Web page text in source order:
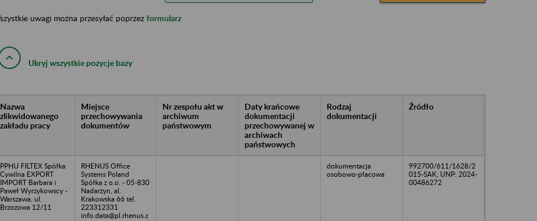
uwagi można przesyłać poprzez formularz
Ukryj wszystkie pozycje bazy
Nazwa
zlikwidowanego
zakładu pracy
Miejsce
przechowywania
dokumentów
Nr zespołu akt w
archiwum
państwowym
Daty krańcowe
dokumentacji
przechowywanej w
archiwach
państwowych
Rodzaj
dokumentacji
Źródło
PPHU FILTEX Spółka
Cywilna EXPORT
IMPORT Barbara i
Paweł Wyrzykowscy -
Warszawa, ul.
Brzozowa 12/11
RHENUS Office
Systems Poland
Spółka z o.o. - 05-830
Nadarzyn, al.
Krakowska 66 tel.
223312331
info.data@pl.rhenus.c
dokumentacja
osobowo-płacowa
992700/611/1628/2
015-SAK; UNP: 2024-
00486272